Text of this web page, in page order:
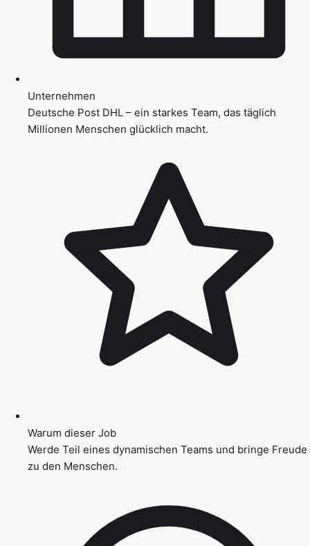
Unternehmen
Deutsche Post DHL – ein starkes Team, das täglich
Millionen Menschen glücklich macht.
Warum dieser Job
Werde Teil eines dynamischen Teams und bringe Freude
zu den Menschen.